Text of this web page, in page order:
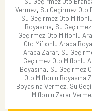
Vermez, Su Geçirmez Oto
Su Geçirmez Oto
Boyasına, Su
Geçirmez Oto Miflonlu
Oto Miflonlu Araba
Araba Zarar, Su
Geçirmez Oto Miflonlu
Boyasına, Su Geçirmez
Oto Miflonlu Boyasına
Boyasına Vermez, Su
Miflonlu Zarar